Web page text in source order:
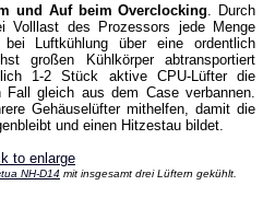
und Auf beim Overclocking . Durch
Volllast des Prozessors jede Menge
Luftkühlung über eine ordentlich
großen Kühlkörper abtransportiert
1-2 Stück aktive CPU-Lüfter die
gleich aus dem Case verbannen.
Gehäuselüfter mithelfen, damit die
und einen Hitzestau bildet.
NH-D14 mit insgesamt drei Lüftern gekühlt.